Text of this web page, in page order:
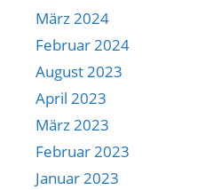
März 2024
Februar 2024
August 2023
April 2023
März 2023
Februar 2023
Januar 2023